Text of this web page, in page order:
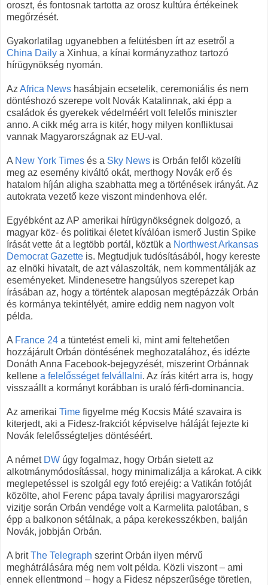
oroszt, és fontosnak tartotta az orosz kultúra értékeinek
megőrzését.
Gyakorlatilag ugyanebben a felütésben írt az esetről a
China Daily a Xinhua, a kínai kormányzathoz tartozó
hírügynökség nyomán.
Az Africa News hasábjain ecsetelik, ceremoniális és nem
döntéshozó szerepe volt Novák Katalinnak, aki épp a
családok és gyerekek védelméért volt felelős miniszter
anno. A cikk még arra is kitér, hogy milyen konfliktusai
vannak Magyarországnak az EU-val.
A New York Times és a Sky News is Orbán felől közelíti
meg az esemény kiváltó okát, merthogy Novák erő és
hatalom híján aligha szabhatta meg a történések irányát. Az
autokrata vezető keze viszont mindenhova elér.
Egyébként az AP amerikai hírügynökségnek dolgozó, a
magyar köz- és politikai életet kíválóan ismerő Justin Spike
írását vette át a legtöbb portál, köztük a Northwest Arkansas
Democrat Gazette is. Megtudjuk tudósításából, hogy kereste
az elnöki hivatalt, de azt válaszolták, nem kommentálják az
eseményeket. Mindenesetre hangsúlyos szerepet kap
írásában az, hogy a történtek alaposan megtépázzák Orbán
és kormánya tekintélyét, amire eddig nem nagyon volt
példa.
A France 24 a tüntetést emeli ki, mint ami feltehetően
hozzájárult Orbán döntésének meghozatalához, és idézte
Donáth Anna Facebook-bejegyzését, miszerint Orbánnak
kellene a felelősséget felvállalni. Az írás kitért arra is, hogy
visszaállt a kormányt korábban is uraló férfi-dominancia.
Az amerikai Time figyelme még Kocsis Máté szavaira is
kiterjedt, aki a Fidesz-frakciót képviselve háláját fejezte ki
Novák felelősségteljes döntéséért.
A német DW úgy fogalmaz, hogy Orbán sietett az
alkotmánymódosítással, hogy minimalizálja a károkat. A cikk
meglepetéssel is szolgál egy fotó erejéig: a Vatikán fotóját
közölte, ahol Ferenc pápa tavaly áprilisi magyarországi
vizitje során Orbán vendége volt a Karmelita palotában, s
épp a balkonon sétálnak, a pápa kerekesszékben, balján
Novák, jobbján Orbán.
A britThe Telegraph szerint Orbán ilyen mérvű
meghátrálására még nem volt példa. Közli viszont – ami
ennek ellentmond – hogy a Fidesz népszerűsége töretlen,